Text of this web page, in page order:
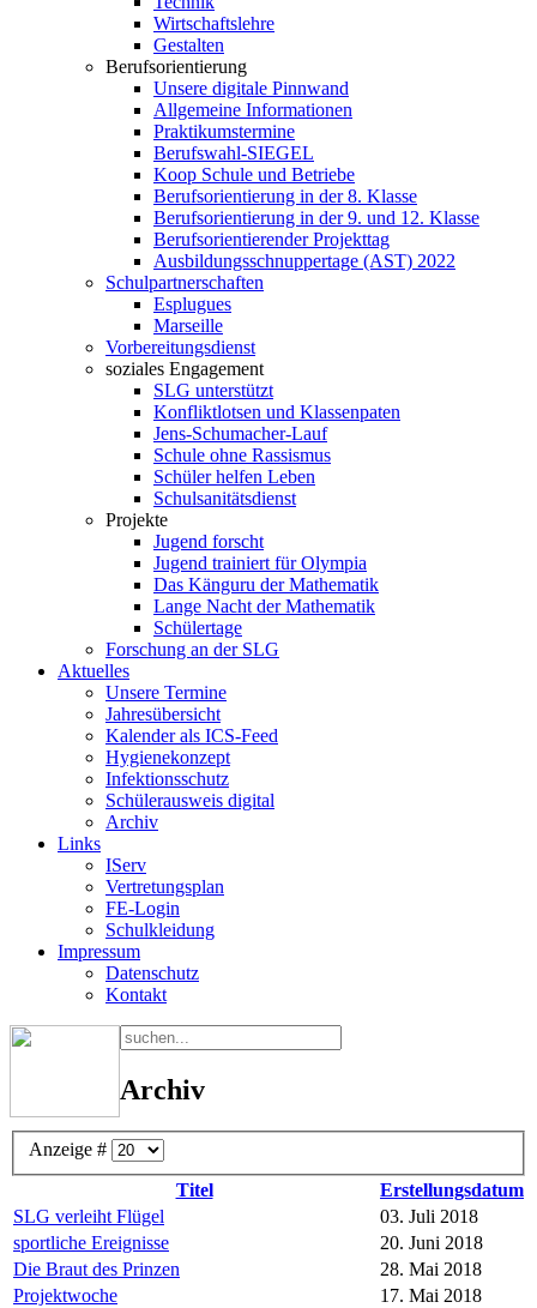
Wirtschaftslehre
Gestalten
Berufsorientierung
Unsere digitale Pinnwand
Allgemeine Informationen
Praktikumstermine
Berufswahl-SIEGEL
Koop Schule und Betriebe
Berufsorientierung in der 8. Klasse
Berufsorientierung in der 9. und 12. Klasse
Berufsorientierender Projekttag
Ausbildungsschnuppertage (AST) 2022
Schulpartnerschaften
Esplugues
Marseille
Vorbereitungsdienst
soziales Engagement
SLG unterstützt
Konfliktlotsen und Klassenpaten
Jens-Schumacher-Lauf
Schule ohne Rassismus
Schüler helfen Leben
Schulsanitätsdienst
Projekte
Jugend forscht
Jugend trainiert für Olympia
Das Känguru der Mathematik
Lange Nacht der Mathematik
Schülertage
Forschung an der SLG
Aktuelles
Unsere Termine
Jahresübersicht
Kalender als ICS-Feed
Hygienekonzept
Infektionsschutz
Schülerausweis digital
Archiv
Links
IServ
Vertretungsplan
FE-Login
Schulkleidung
Impressum
Datenschutz
Kontakt
Archiv
Anzeige #
Titel
Erstellungsdatum
SLG verleiht Flügel
03. Juli 2018
sportliche Ereignisse
20. Juni 2018
Die Braut des Prinzen
28. Mai 2018
Projektwoche
17. Mai 2018